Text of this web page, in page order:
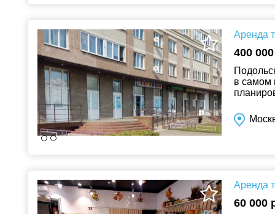
Аренда
400
в самом
Аренда
60 000